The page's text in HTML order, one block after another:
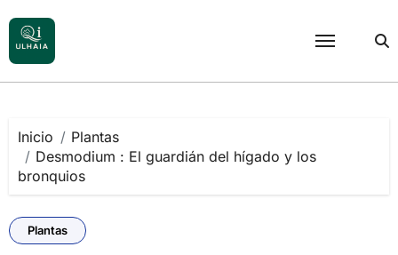
al
contenido
Inicio
Plantas
Desmodium : El guardián del hígado y los
bronquios
Plantas